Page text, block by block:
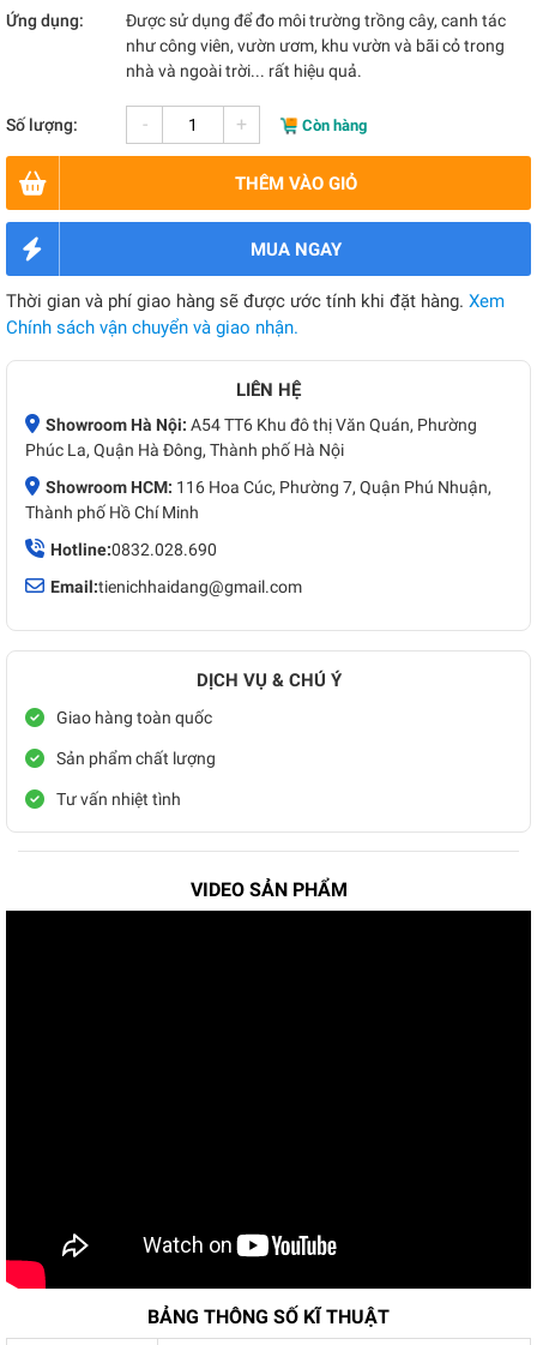
Ứng dụng:
Được sử dụng để đo môi trường trồng cây, canh tác
như công viên, vườn ươm, khu vườn và bãi cỏ trong
nhà và ngoài trời... rất hiệu quả.
Số lượng: - + Còn hàng
THÊM VÀO GIỎ
MUA NGAY
Thời gian và phí giao hàng sẽ được ước tính khi đặt hàng. Xem
Chính sách vận chuyển và giao nhận.
LIÊN HỆ
Showroom Hà Nội: A54 TT6 Khu đô thị Văn Quán, Phường
Phúc La, Quận Hà Đông, Thành phố Hà Nội
Showroom HCM: 116 Hoa Cúc, Phường 7, Quận Phú Nhuận,
Thành phố Hồ Chí Minh
Hotline:0832.028.690
Email:tienichhaidang@gmail.com
DỊCH VỤ & CHÚ Ý
Giao hàng toàn quốc
Sản phẩm chất lượng
Tư vấn nhiệt tình
VIDEO SẢN PHẨM
BẢNG THÔNG SỐ KĨ THUẬT